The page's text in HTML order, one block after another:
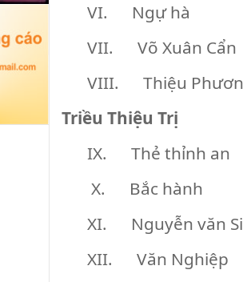
VI. Ngự hà
VII. Võ Xuân Cẩn
VIII. Thiệu
Triều Thiệu Trị
IX. Thẻ thỉnh an
X. Bắc hành
XI. Nguyễn văn
XII. Văn Nghiệp